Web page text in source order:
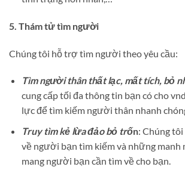
5. Thám tử tìm người
Chúng tôi hỗ trợ tìm người theo yêu cầu:
Tìm người thân thất lạc, mất tích, bỏ
cung cấp tối đa thông tin bạn có cho
lực để tìm kiếm người thân nhanh
Truy tìm kẻ lừa đảo bỏ trốn: Chúng
về người bạn tìm kiếm và những manh
mang người bạn cần tìm về cho bạn.